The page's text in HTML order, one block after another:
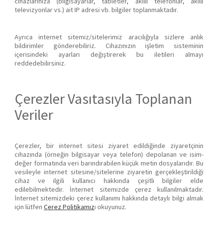
televizyonlar vs.) ait IP adresi vb. bilgiler toplanmaktadır.
Ayrıca internet sitemiz/sitelerimiz aracılığıyla sizlere anlık
bildirimler gönderebiliriz. Cihazınızın işletim sisteminin
içerisindeki ayarları değiştirerek bu iletileri almayı
reddedebilirsiniz.
Çerezler Vasıtasıyla Toplanan
Veriler
Çerezler, bir internet sitesi ziyaret edildiğinde ziyaretçinin
cihazında (örneğin bilgisayar veya telefon) depolanan ve isim-
değer formatında veri barındırabilen küçük metin dosyalarıdır. Bu
vesileyle internet sitesine/sitelerine ziyaretin gerçekleştirildiği
cihaz ve ilgili kullanıcı hakkında çeşitli bilgiler elde
edilebilmektedir. İnternet sitemizde çerez kullanılmaktadır.
İnternet sitemizdeki çerez kullanımı hakkında detaylı bilgi almak
için lütfen Çerez Politikamızı okuyunuz.